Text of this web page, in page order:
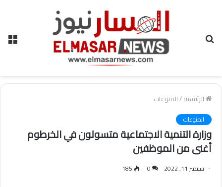
الرئيسية/المنوعات
المنوعات
وزارة التنمية الاجتماعية متسولون في الخرطوم
أغنى من الموظفين
سبتمبر 11, 2022 0
185